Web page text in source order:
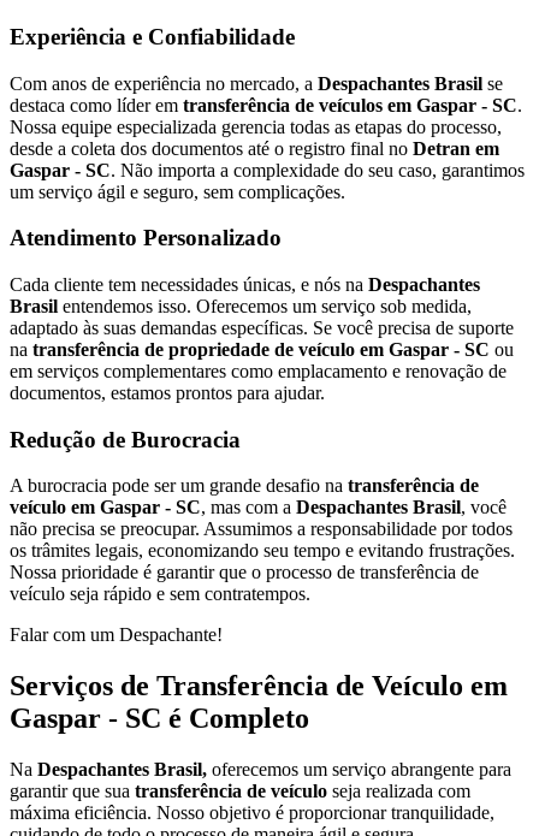
Experiência e Confiabilidade
Com anos de experiência no mercado, a Despachantes Brasil se
destaca como líder em transferência de veículos em Gaspar - SC.
Nossa equipe especializada gerencia todas as etapas do processo,
desde a coleta dos documentos até o registro final no Detran em
Gaspar - SC. Não importa a complexidade do seu caso, garantimos
um serviço ágil e seguro, sem complicações.
Atendimento Personalizado
Cada cliente tem necessidades únicas, e nós na Despachantes
Brasil entendemos isso. Oferecemos um serviço sob medida,
adaptado às suas demandas específicas. Se você precisa de suporte
na transferência de propriedade de veículo em Gaspar - SC ou
em serviços complementares como emplacamento e renovação de
documentos, estamos prontos para ajudar.
Redução de Burocracia
A burocracia pode ser um grande desafio na transferência de
veículo em Gaspar - SC, mas com a Despachantes Brasil, você
não precisa se preocupar. Assumimos a responsabilidade por todos
os trâmites legais, economizando seu tempo e evitando frustrações.
Nossa prioridade é garantir que o processo de transferência de
veículo seja rápido e sem contratempos.
Falar com um Despachante!
Serviços de Transferência de Veículo em
Gaspar - SC é Completo
Na Despachantes Brasil, oferecemos um serviço abrangente para
garantir que sua transferência de veículo seja realizada com
máxima eficiência. Nosso objetivo é proporcionar tranquilidade,